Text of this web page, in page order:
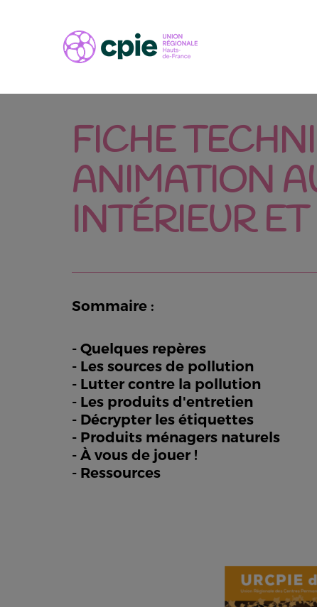
FICHE
ANIMATION
INTÉRIEUR
Sommaire :
- Quelques repères
- Les sources de pollution
- Lutter contre la pollution
- Les produits d'entretien
- Décrypter les étiquettes
- Produits ménagers naturels
- À vous de jouer !
- Ressources